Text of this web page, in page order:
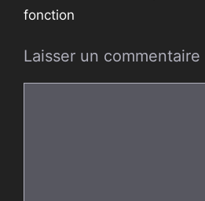
fonction
Laisser un commentaire